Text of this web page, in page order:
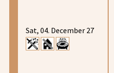
Sat, 04. December 27